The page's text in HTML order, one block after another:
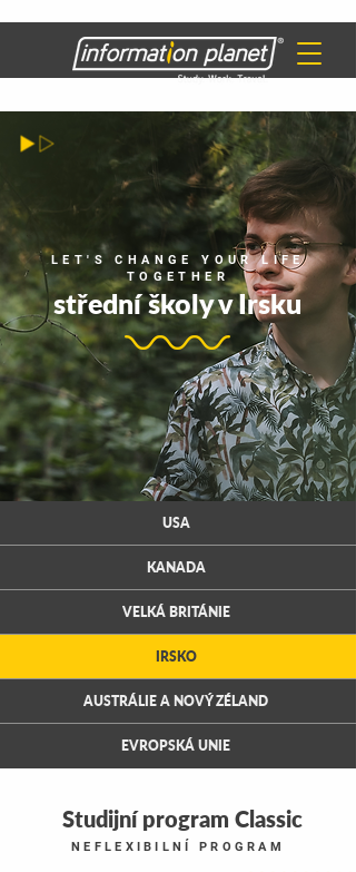
LET'S CHANGE YOUR LIFE
TOGETHER
střední školy v Irsku
USA
KANADA
VELKÁ BRITÁNIE
IRSKO
AUSTRÁLIE A NOVÝ ZÉLAND
EVROPSKÁ UNIE
Studijní program Classic
NEFLEXIBILNÍ PROGRAM